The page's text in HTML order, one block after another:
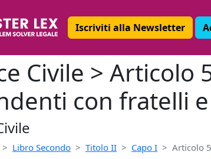
Iscriviti alla Newsletter
Civile > Articolo
con fratelli
Libro Secondo Titolo II Capo I Articolo